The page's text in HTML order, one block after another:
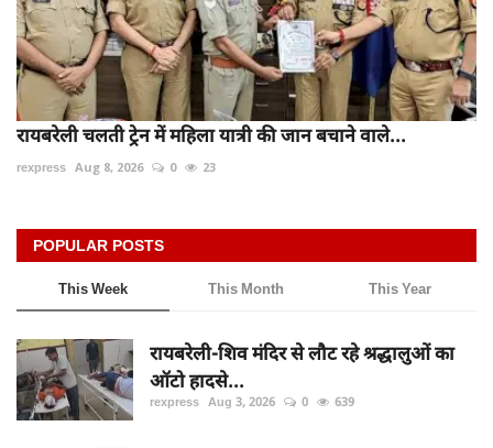
रायबरेली चलती ट्रेन में महिला यात्री की जान बचाने वाले...
rexpress Aug 8, 2026 0 23
POPULAR POSTS
This Week This Month This Year
रायबरेली-शिव मंदिर से लौट रहे श्रद्धालुओं का
ऑटो हादसे...
rexpress Aug 3, 2026 0 639